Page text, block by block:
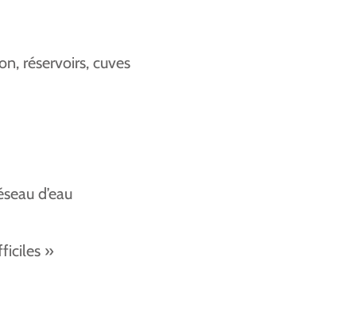
réservoirs, cuves
d’eau
»